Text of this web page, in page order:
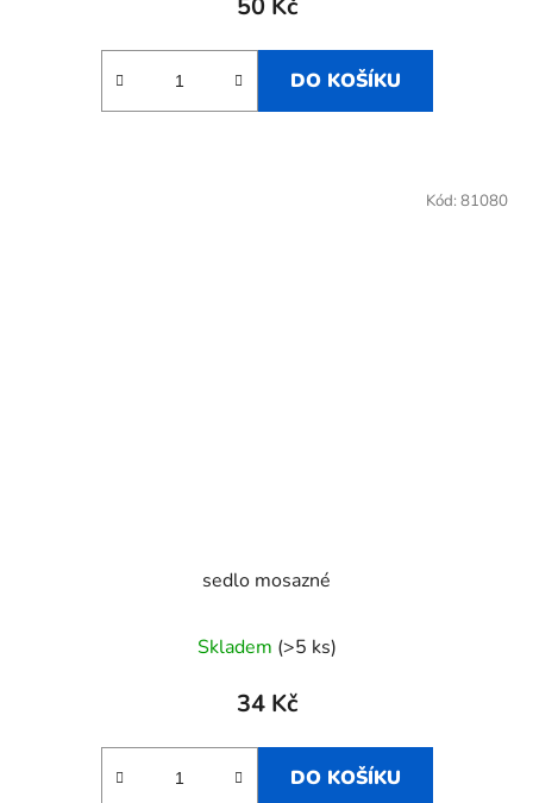
50 Kč
DO KOŠÍKU
sedlo mosazné
Skladem (>5 ks)
34 Kč
DO KOŠÍKU
Kód: 81080